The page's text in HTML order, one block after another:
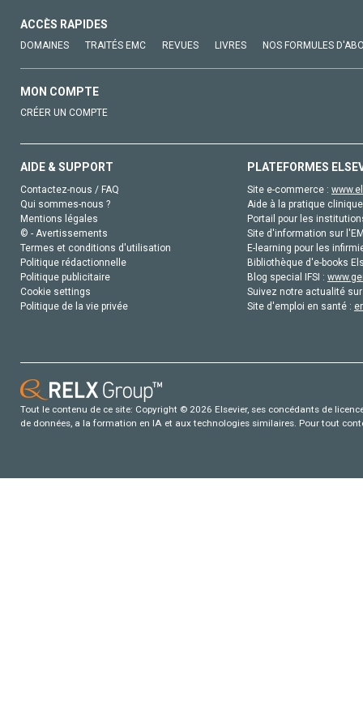
ACCÈS RAPIDES
DOMAINES TRAITÉS EMC REVUES LIVRES NOS FORMULES
MON COMPTE
CRÉER UN COMPTE
AIDE & SUPPORT
Contactez-nous / FAQ
Qui sommes-nous ?
Mentions légales
© - Avertissements
Termes et conditions d'utilisation
Politique rédactionnelle
Politique publicitaire
Cookie settings
Politique de la vie privée
PLATEFORMES
Site e-commerce :
Aide à la pratique
Portail pour les
Site d'information sur
E-learning pour les
Bibliothèque d'e-books
Blog special IFSI :
Suivez notre actualité
Site d'emploi en santé :
Tout le contenu de ce site: Copyright © 2026 Elsevier, ses concédants de
de données, a la formation en IA et aux technologies similaires. Pour tout